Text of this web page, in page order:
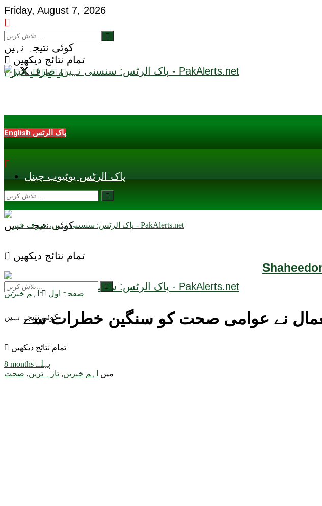
Friday, August 7, 2026
کوئی نتیجہ نہیں
تمام نتائج دیکھیں
English پاک الرٹس
پاک الرٹس یوٹیوب چینل
کوئی نتیجہ نہیں
تمام نتائج دیکھیں
کوئی نتیجہ نہیں
تمام نتائج دیکھیں
صفحہ اول اہم خبریں
نے عوامی صحت کو سنگین خطرات سے
8 months پہلے
میں
اہم خبریں, تازہ ترین, صحت